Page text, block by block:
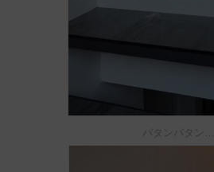
パタンパタン…